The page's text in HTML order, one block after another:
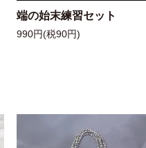
端の始末練習セット
990円(税90円)